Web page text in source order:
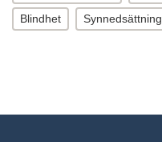
Blindhet Synnedsättning